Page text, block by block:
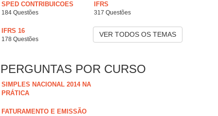
SPED CONTRIBUICOES
184 Questões
IFRS
317 Questões
IFRS 16
178 Questões
VER TODOS OS TEMAS
PERGUNTAS POR CURSO
SIMPLES NACIONAL 2014 NA
PRÁTICA
FATURAMENTO E EMISSÃO